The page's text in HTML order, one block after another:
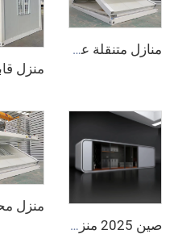
منازل متنقلة عالية الجودة قابلة للطي والفصل على شكل حرف Z جاهزة للتجميع، منازل حاويات قابلة للطي لمخيمات التعدين والمكتب
صين 2025 منزل كبسولة محمول صغير مع مطبخ وحمام مسبق الصنع لمجالات الفنادق والنُزُل